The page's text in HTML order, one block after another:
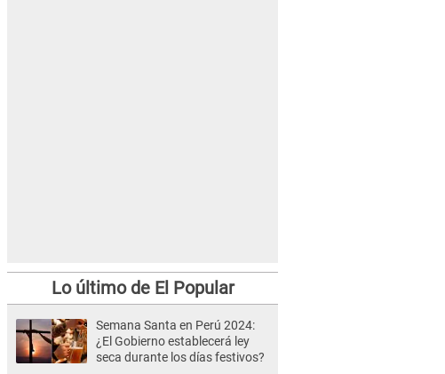
Lo último de El Popular
Semana Santa en Perú 2024:
¿El Gobierno establecerá ley
seca durante los días festivos?